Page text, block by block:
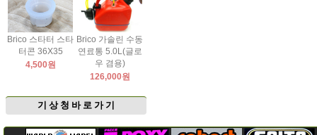
Brico 스타터 스타
터콘 36X35
4,500원
Brico 가솔린 수동
연료통 5.0L(글로
우 겸용)
126,000원
기 상 청 바 로 가 기